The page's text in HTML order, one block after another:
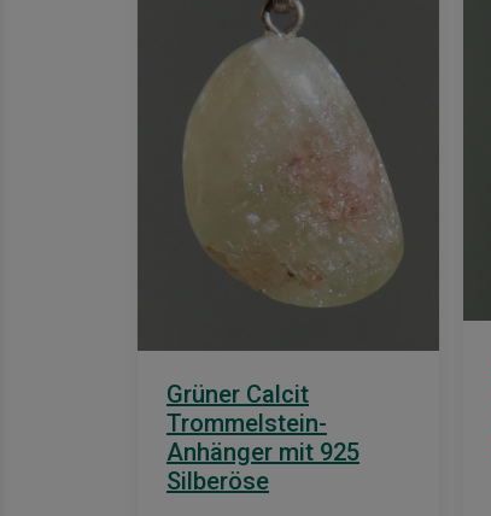
Grüner Calcit
Trommelstein-
Anhänger mit 925
Silberöse